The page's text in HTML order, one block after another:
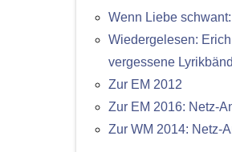
Wenn Liebe
Wiedergelesen:
vergessene
Zur EM 2012
Zur EM 2016: Netz-
Zur WM 2014: Netz-